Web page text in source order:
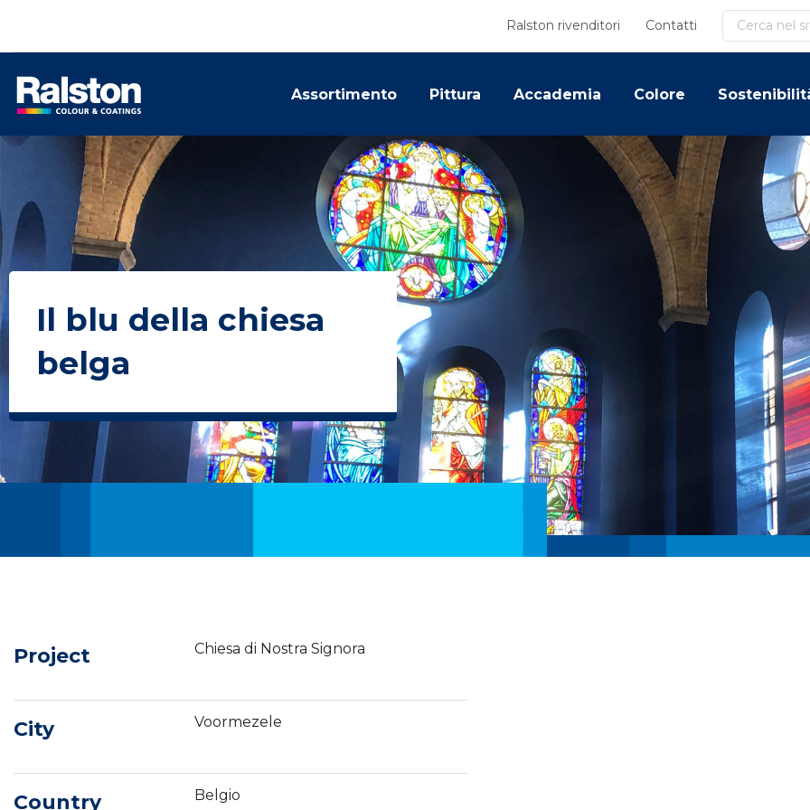
Ralston rivenditori Contatti Cerca
Assortimento Pittura Accademia Colore
Il blu della chiesa
belga
Project Chiesa di Nostra Signora
City Voormezele
Country Belgio